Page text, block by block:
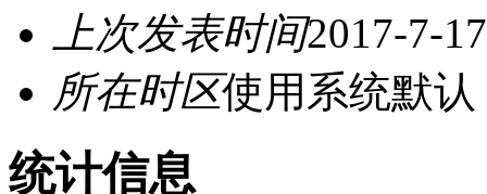
上次发表时间2017-7-
所在时区使用系统默认
统计信息